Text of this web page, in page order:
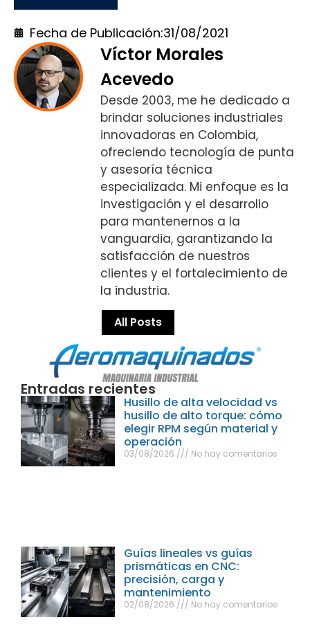
Fecha de Publicación:31/08/2021
Víctor Morales
Acevedo
Desde 2003, me he dedicado a
brindar soluciones industriales
innovadoras en Colombia,
ofreciendo tecnología de punta
y asesoría técnica
especializada. Mi enfoque es la
investigación y el desarrollo
para mantenernos a la
vanguardia, garantizando la
satisfacción de nuestros
clientes y el fortalecimiento de
la industria.
All Posts
Entradas recientes
Husillo de alta velocidad vs
husillo de alto torque: cómo
elegir RPM según material y
operación
03/08/2026 No hay comentarios
Guías lineales vs guías
prismáticas en CNC:
precisión, carga y
mantenimiento
02/08/2026 No hay comentarios